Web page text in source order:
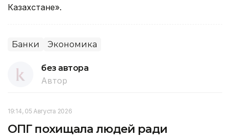
Казахстане».
Банки Экономика
без автора
Автор
19:14, 05 Августа 2026
ОПГ похищала людей ради